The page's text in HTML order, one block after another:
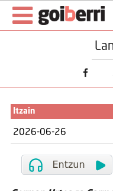
Itzain
2026-06-26